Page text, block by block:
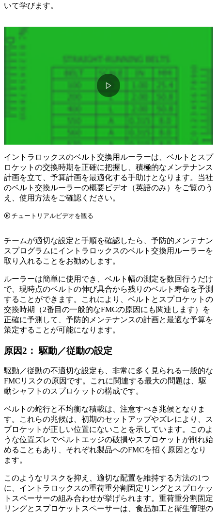
いて学びます。
イントラロックスのベルト交換用ルーラーは、ベルトとスプ
ロケットの交換時期を正確に把握し、積極的なメンテナンス
計画を立て、予算計画を最適化する手助けとなります。当社
のベルト交換ルーラーの概要ビデオ（英語のみ）をご覧のう
え、使用方法をご確認ください。
チュートリアルビデオを観る
チームが適切な設定と手順を確認したら、予防的メンテナン
スプログラムにイントラロックスのベルト交換用ルーラーを
取り入れることをお勧めします。
ルーラーは簡単に使用でき、ベルト幅の測定を数回行うだけ
で、現時点のベルトの伸び具合から残りのベルト寿命を予測
することができます。これにより、ベルトとスプロケットの
交換時期（2番目の一般的なFMCの原因にも関連します）を
正確に予測して、予防的メンテナンスの計画と最適な予算を
策定することが可能になります。
原因2： 駆動／従動の設定
駆動／従動の不適切な設定も、非常に多く見られる一般的な
FMCリスクの原因です。これに関連する最大の問題は、駆
動シャフトのスプロケットの構成です。
ベルトの蛇行と不均衡な積載は、注意すべき兆候となりま
す。これらの兆候は、初期のセットアップやズレにより、ス
プロケットが正しい位置にないことを示しています。このよ
うな位置ズレでベルトエッジの破損やスプロケットが削れ始
めることもあり、それぞれ製品へのFMCを招く原因となり
ます。
このようなリスクを抑え、適切な配置を維持する方法の1つ
に、イントラロックスの重荷重分割固定リングとスプロケッ
トスペーサーの組み合わせが挙げられます。重荷重分割固定
リングとスプロケットスペーサーは、食品加工と衛生管理の